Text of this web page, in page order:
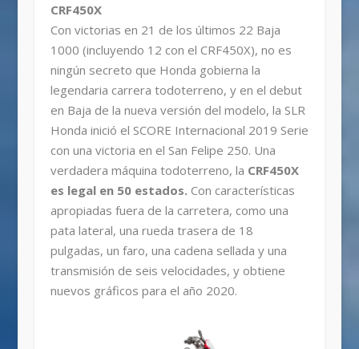
CRF450X
Con victorias en 21 de los últimos 22 Baja
1000 (incluyendo 12 con el CRF450X), no es
ningún secreto que Honda gobierna la
legendaria carrera todoterreno, y en el debut
en Baja de la nueva versión del modelo, la SLR
Honda inició el SCORE Internacional 2019 Serie
con una victoria en el San Felipe 250. Una
verdadera máquina todoterreno, la CRF450X
es legal en 50 estados. Con características
apropiadas fuera de la carretera, como una
pata lateral, una rueda trasera de 18
pulgadas, un faro, una cadena sellada y una
transmisión de seis velocidades, y obtiene
nuevos gráficos para el año 2020.